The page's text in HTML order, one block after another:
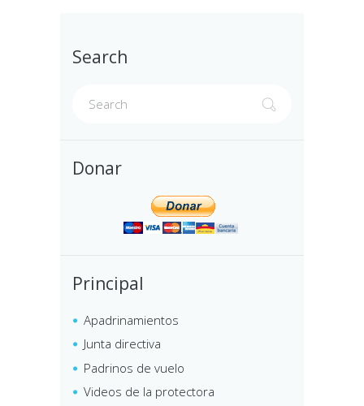
Search
Donar
Principal
Apadrinamientos
Junta directiva
Padrinos de vuelo
Videos de la protectora